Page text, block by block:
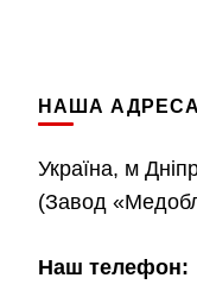
НАША
Україна, м
(Завод
Наш телефон: